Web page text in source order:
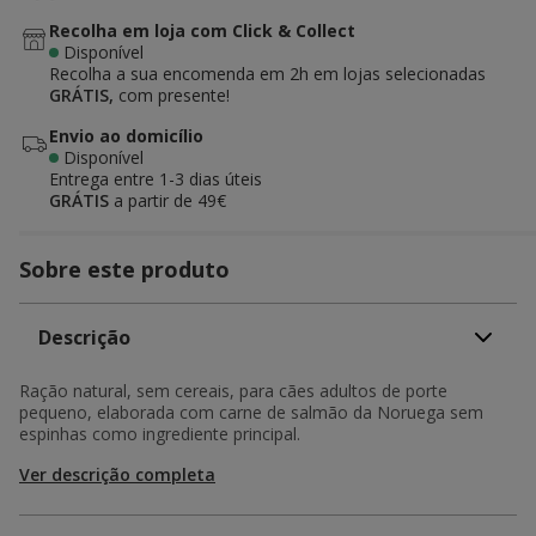
Recolha em loja com Click & Collect
Disponível
Recolha a sua encomenda em 2h em lojas selecionadas
GRÁTIS, com presente!
Envio ao domicílio
Disponível
Entrega entre 1-3 dias úteis
GRÁTIS a partir de 49€
Sobre este produto
Descrição
Ração natural, sem cereais, para cães adultos de porte
pequeno, elaborada com carne de salmão da Noruega sem
espinhas como ingrediente principal.
Ver descrição completa